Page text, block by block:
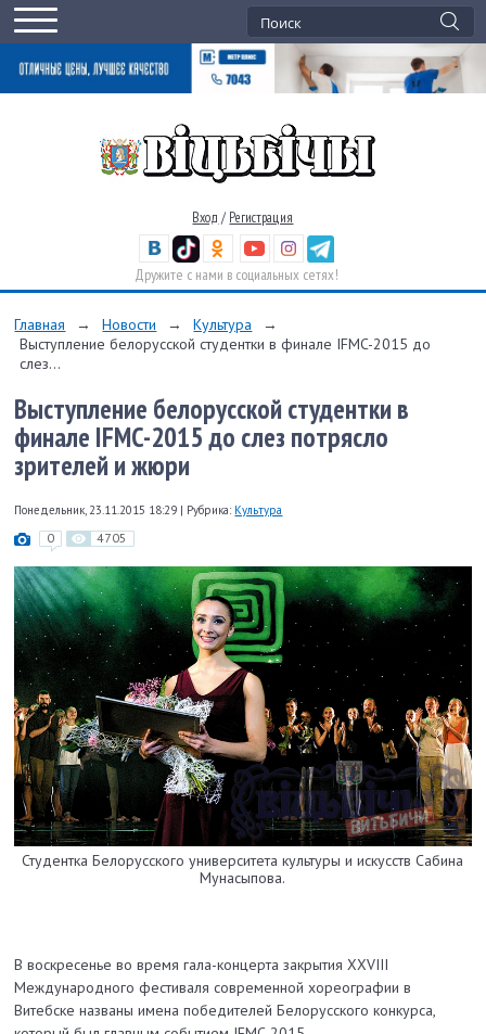
Вход / Регистрация
Дружите с нами в социальных сетях!
Главная → Новости → Культура
→
Выступление белорусской студентки в финале IFMC-2015 до
слез...
Выступление белорусской студентки в
финале IFMC-2015 до слез потрясло
зрителей и жюри
Понедельник, 23.11.2015 18:29 | Рубрика: Культура
0 4705
Студентка Белорусского университета культуры и искусств Сабина
Мунасыпова.
В воскресенье во время гала-концерта закрытия XXVIII
Международного фестиваля современной хореографии в
Витебске названы имена победителей Белорусского конкурса,